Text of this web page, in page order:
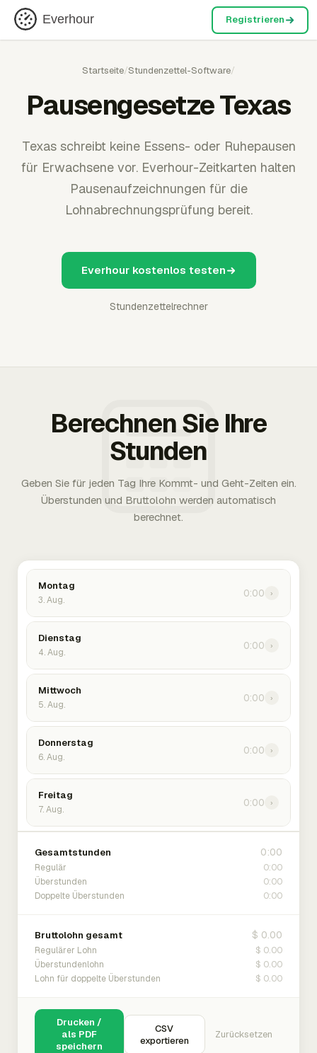
Everhour Registrieren
Startseite/Stundenzettel-Software/
Pausengesetze Texas
Texas schreibt keine Essens- oder Ruhepausen
für Erwachsene vor. Everhour-Zeitkarten halten
Pausenaufzeichnungen für die
Lohnabrechnungsprüfung bereit.
Everhour kostenlos testen
Stundenzettelrechner
Berechnen Sie Ihre
Stunden
Geben Sie für jeden Tag Ihre Kommt- und Geht-Zeiten ein.
Überstunden und Bruttolohn werden automatisch
berechnet.
Montag
3. Aug.
0:00 ›
Dienstag
4. Aug.
0:00 ›
Mittwoch
5. Aug.
0:00 ›
Donnerstag
6. Aug.
0:00 ›
Freitag
7. Aug.
0:00 ›
Gesamtstunden 0:00
Regulär 0:00
Überstunden 0:00
Doppelte Überstunden 0:00
Bruttolohn gesamt $ 0.00
Regulärer Lohn $ 0.00
Überstundenlohn $ 0.00
Lohn für doppelte Überstunden $ 0.00
Drucken /
als PDF
speichern
CSV
exportieren
Zurücksetzen